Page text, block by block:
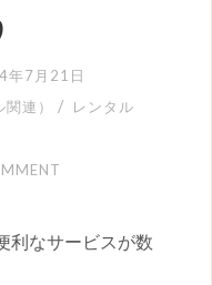
年7月21日
連）
/ レンタル
利なサービスが数